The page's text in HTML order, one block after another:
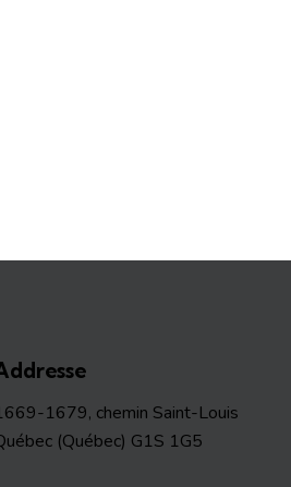
1679, chemin Saint-Louis
(Québec) G1S 1G5